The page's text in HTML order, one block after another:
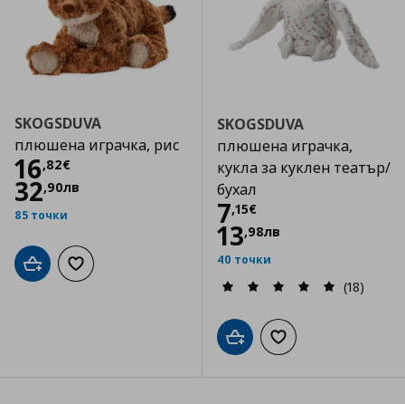
SKOGSDUVA
плюшена играчка, рис
16,82€
Цена
32,90лв
85 точки
Добави в кошницата
Добави към списъка с любими
SKOGSDUVA
плюшена играчка,
кукла за куклен театър/
бухал
7,15€
Цена
13,98лв
40 точки
(18)
Добави в кошницата
Добави към